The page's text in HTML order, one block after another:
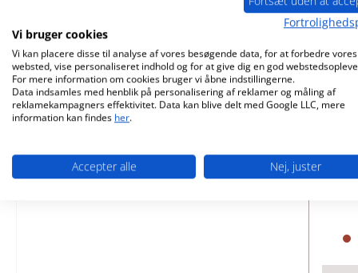
Vi bruger cookies
Vi kan placere disse til analyse af vores besøgende data, for at forbedre vores
websted, vise personaliseret indhold og for at give dig en god
For mere information om cookies bruger vi åbne indstillingerne.
Data indsamles med henblik på personalisering af reklamer og måling af
reklamekampagners effektivitet. Data kan blive delt med Google LLC, mere
information kan findes her.
Accepter alle Nej, juster